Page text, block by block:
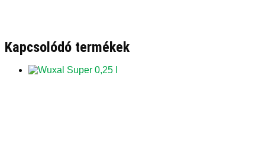
Kapcsolódó termékek